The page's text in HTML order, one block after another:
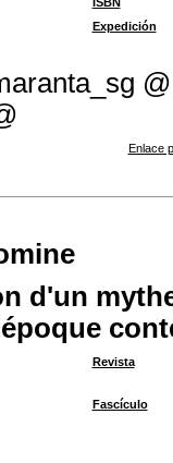
Expedición
Enlace
d'un
Revista
Fascículo